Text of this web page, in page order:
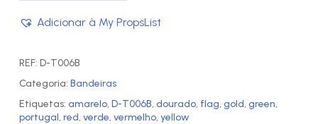
Adicionar à My PropsList
REF: D-T006B
Categoria: Bandeiras
Etiquetas: amarelo, D-T006B, dourado, flag, gold, green,
portugal, red, verde, vermelho, yellow